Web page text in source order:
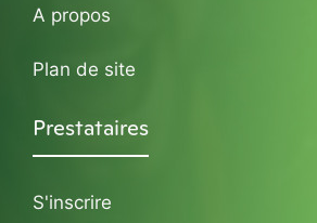
A propos
Plan de site
Prestataires
S'inscrire